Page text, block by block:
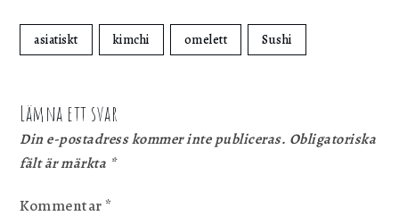
asiatiskt kimchi omelett Sushi
Lämna ett svar
Din e-postadress kommer inte publiceras. Obligatoriska
fält är märkta *
Kommentar*